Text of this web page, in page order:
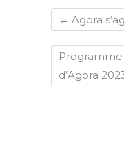
← Agora
d’Agora